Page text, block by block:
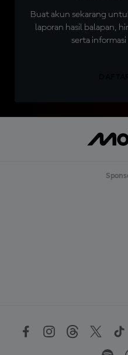
Buat akun sekarang
laporan hasil balapan,
serta